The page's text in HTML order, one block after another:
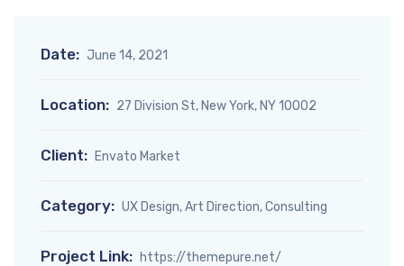
Date: June 14, 2021
Location: 27 Division St, New York, NY 10002
Client: Envato Market
Category: UX Design, Art Direction, Consulting
Project Link: https://themepure.net/